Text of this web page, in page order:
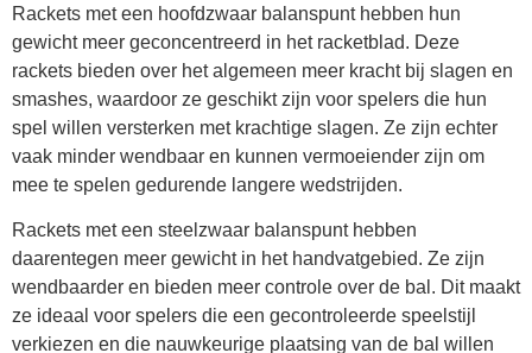
Rackets met een hoofdzwaar balanspunt hebben hun
gewicht meer geconcentreerd in het racketblad. Deze
rackets bieden over het algemeen meer kracht bij slagen en
smashes, waardoor ze geschikt zijn voor spelers die hun
spel willen versterken met krachtige slagen. Ze zijn echter
vaak minder wendbaar en kunnen vermoeiender zijn om
mee te spelen gedurende langere wedstrijden.
Rackets met een steelzwaar balanspunt hebben
daarentegen meer gewicht in het handvatgebied. Ze zijn
wendbaarder en bieden meer controle over de bal. Dit maakt
ze ideaal voor spelers die een gecontroleerde speelstijl
verkiezen en die nauwkeurige plaatsing van de bal willen